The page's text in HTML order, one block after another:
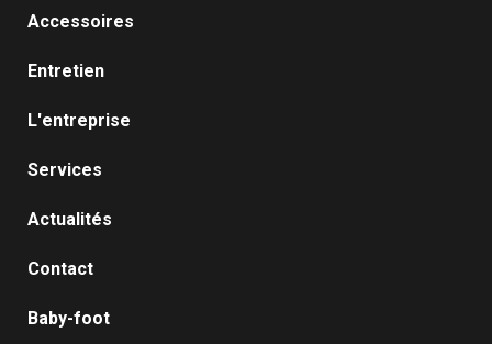
Accessoires
Entretien
L'entreprise
Services
Actualités
Contact
Baby-foot